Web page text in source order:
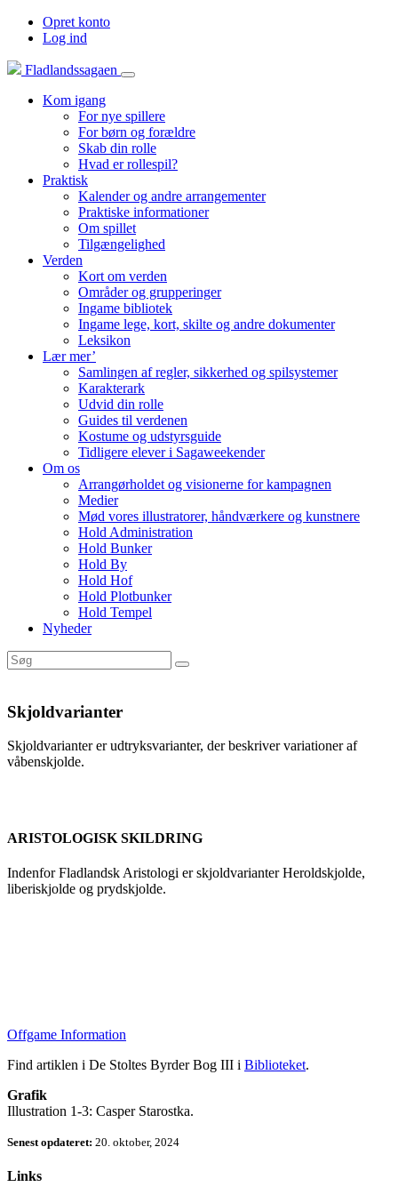
Opret konto
Log ind
Fladlandssagaen
Kom igang
For nye spillere
For børn og forældre
Skab din rolle
Hvad er rollespil?
Praktisk
Kalender og andre arrangementer
Praktiske informationer
Om spillet
Tilgængelighed
Verden
Kort om verden
Områder og grupperinger
Ingame bibliotek
Ingame lege, kort, skilte og andre dokumenter
Leksikon
Lær mer’
Samlingen af regler, sikkerhed og spilsystemer
Karakterark
Udvid din rolle
Guides til verdenen
Kostume og udstyrsguide
Tidligere elever i Sagaweekender
Om os
Arrangørholdet og visionerne for kampagnen
Medier
Mød vores illustratorer, håndværkere og kunstnere
Hold Administration
Hold Bunker
Hold By
Hold Hof
Hold Plotbunker
Hold Tempel
Nyheder
Skjoldvarianter
Skjoldvarianter er udtryksvarianter, der beskriver variationer af
våbenskjolde.
ARISTOLOGISK SKILDRING
Indenfor Fladlandsk Aristologi er skjoldvarianter Heroldskjolde,
liberiskjolde og prydskjolde.
Offgame Information
Find artiklen i De Stoltes Byrder Bog III i Biblioteket.
Grafik
Illustration 1-3: Casper Starostka.
Senest opdateret: 20. oktober, 2024
Links